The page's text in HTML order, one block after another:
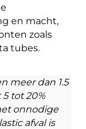
en macht,
zoals
tubes.
meer dan 1.5
tot 20%
onnodige
afval is